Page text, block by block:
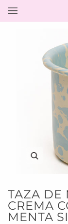
directamente
Enfocar
TAZA DE
CREMA
MENTA